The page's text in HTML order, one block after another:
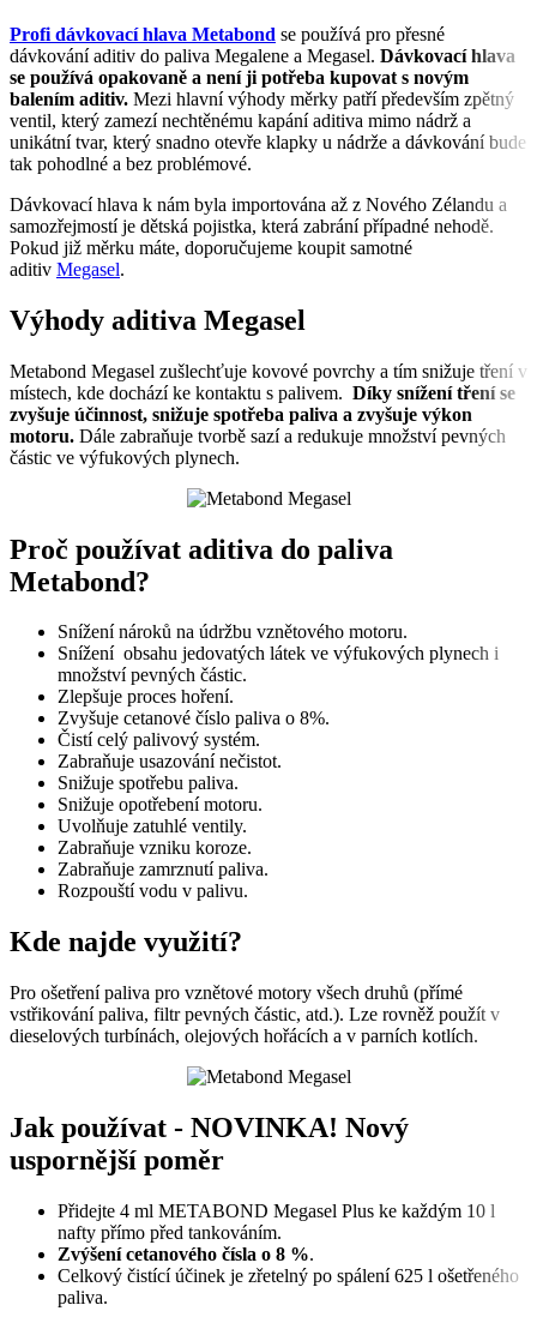
Profi dávkovací hlava Metabond se používá pro přesné
dávkování aditiv do paliva Megalene a Megasel. Dávkovací hlava
se používá opakovaně a není ji potřeba kupovat s novým
balením aditiv. Mezi hlavní výhody měrky patří především zpětný
ventil, který zamezí nechtěnému kapání aditiva mimo nádrž a
unikátní tvar, který snadno otevře klapky u nádrže a dávkování bude
tak pohodlné a bez problémové.
Dávkovací hlava k nám byla importována až z Nového Zélandu a
samozřejmostí je dětská pojistka, která zabrání případné nehodě.
Pokud již měrku máte, doporučujeme koupit samotné
aditiv Megasel.
Výhody aditiva Megasel
Metabond Megasel zušlechťuje kovové povrchy a tím snižuje tření v
místech, kde dochází ke kontaktu s palivem. Díky snížení tření se
zvyšuje účinnost, snižuje spotřeba paliva a zvyšuje výkon
motoru. Dále zabraňuje tvorbě sazí a redukuje množství pevných
částic ve výfukových plynech.
Proč používat aditiva do paliva
Metabond?
Snížení nároků na údržbu vznětového motoru.
Snížení obsahu jedovatých látek ve výfukových plynech i
množství pevných částic.
Zlepšuje proces hoření.
Zvyšuje cetanové číslo paliva o 8%.
Čistí celý palivový systém.
Zabraňuje usazování nečistot.
Snižuje spotřebu paliva.
Snižuje opotřebení motoru.
Uvolňuje zatuhlé ventily.
Zabraňuje vzniku koroze.
Zabraňuje zamrznutí paliva.
Rozpouští vodu v palivu.
Kde najde využití?
Pro ošetření paliva pro vznětové motory všech druhů (přímé
vstřikování paliva, filtr pevných částic, atd.). Lze rovněž použít v
dieselových turbínách, olejových hořácích a v parních kotlích.
Jak používat - NOVINKA! Nový
uspornější poměr
Přidejte 4 ml METABOND Megasel Plus ke každým 10 l
nafty přímo před tankováním.
Zvýšení cetanového čísla o 8 %.
Celkový čistící účinek je zřetelný po spálení 625 l ošetřeného
paliva.